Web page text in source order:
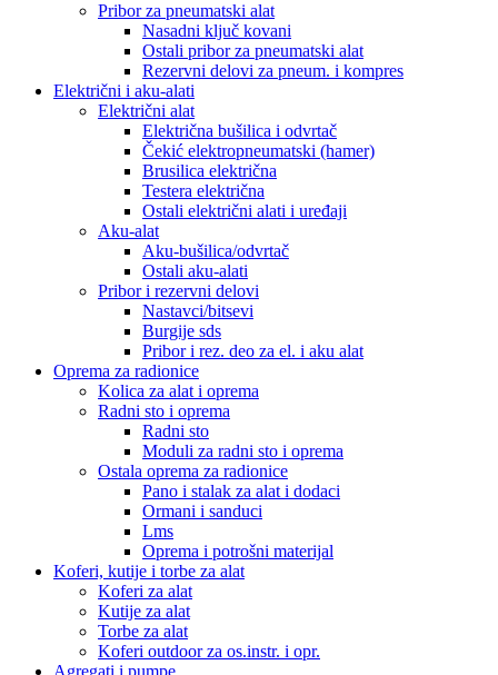
Pribor za pneumatski alat
Nasadni ključ kovani
Ostali pribor za pneumatski alat
Rezervni delovi za pneum. i kompres
Električni i aku-alati
Električni alat
Električna bušilica i odvrtač
Čekić elektropneumatski (hamer)
Brusilica električna
Testera električna
Ostali električni alati i uređaji
Aku-alat
Aku-bušilica/odvrtač
Ostali aku-alati
Pribor i rezervni delovi
Nastavci/bitsevi
Burgije sds
Pribor i rez. deo za el. i aku alat
Oprema za radionice
Kolica za alat i oprema
Radni sto i oprema
Radni sto
Moduli za radni sto i oprema
Ostala oprema za radionice
Pano i stalak za alat i dodaci
Ormani i sanduci
Lms
Oprema i potrošni materijal
Koferi, kutije i torbe za alat
Koferi za alat
Kutije za alat
Torbe za alat
Koferi outdoor za os.instr. i opr.
Agregati i pumpe